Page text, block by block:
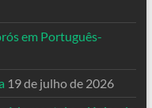
em Português-
19 de julho de 2026